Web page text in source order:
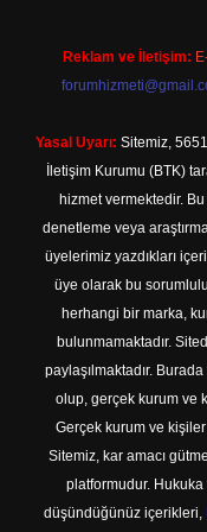
Reklam ve İletişim:
Yasal Uyarı: Sitemiz,
İletişim Kurumu (BTK)
hizmet vermektedir.
denetleme veya
üyelerimiz yazdıkları
üye olarak bu
herhangi bir marka,
bulunmamaktadır.
paylaşılmaktadır.
olup, gerçek kurum ve
Gerçek kurum ve
Sitemiz, kar amacı
platformudur. Hukuka
düşündüğünüz içerikleri,